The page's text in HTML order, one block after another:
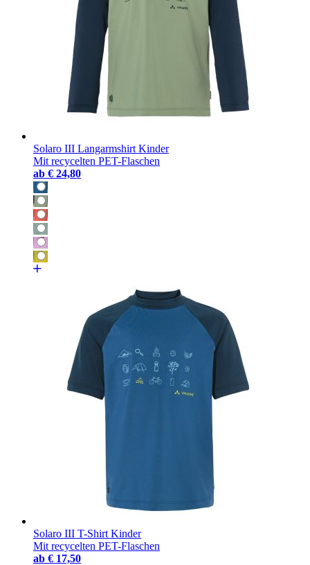
Solaro III Langarmshirt Kinder
Mit recycelten PET-Flaschen
ab € 24,80
Solaro III T-Shirt Kinder
Mit recycelten PET-Flaschen
ab € 17,50